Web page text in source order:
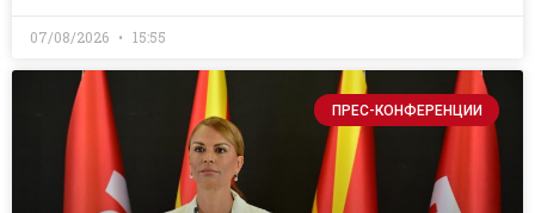
07/08/2026 15:55
ПРЕС-КОНФЕРЕНЦИИ